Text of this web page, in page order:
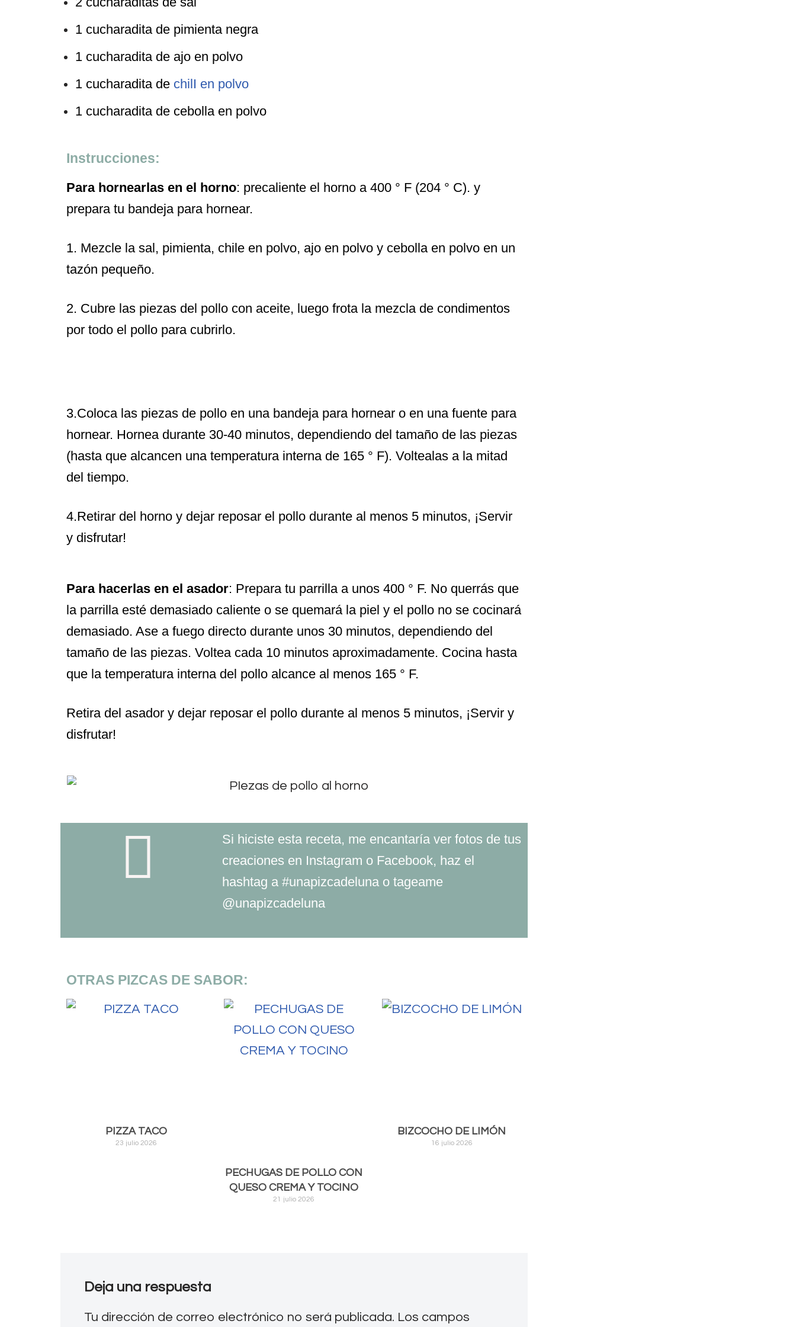
1 cucharadita de pimienta negra
1 cucharadita de ajo en polvo
1 cucharadita de chilI en polvo
1 cucharadita de cebolla en polvo
Instrucciones:
Para hornearlas en el horno: precaliente el horno a 400 ° F (204 ° C). y
prepara tu bandeja para hornear.
1. Mezcle la sal, pimienta, chile en polvo, ajo en polvo y cebolla en polvo en un
tazón pequeño.
2. Cubre las piezas del pollo con aceite, luego frota la mezcla de condimentos
por todo el pollo para cubrirlo.
3.Coloca las piezas de pollo en una bandeja para hornear o en una fuente para
hornear. Hornea durante 30-40 minutos, dependiendo del tamaño de las piezas
(hasta que alcancen una temperatura interna de 165 ° F). Voltealas a la mitad
del tiempo.
4.Retirar del horno y dejar reposar el pollo durante al menos 5 minutos, ¡Servir
y disfrutar!
Para hacerlas en el asador: Prepara tu parrilla a unos 400 ° F. No querrás que
la parrilla esté demasiado caliente o se quemará la piel y el pollo no se cocinará
demasiado. Ase a fuego directo durante unos 30 minutos, dependiendo del
tamaño de las piezas. Voltea cada 10 minutos aproximadamente. Cocina hasta
que la temperatura interna del pollo alcance al menos 165 ° F.
Retira del asador y dejar reposar el pollo durante al menos 5 minutos, ¡Servir y
disfrutar!
Si hiciste esta receta, me encantaría ver fotos de tus
creaciones en Instagram o Facebook, haz el
hashtag a #unapizcadeluna o tageame
@unapizcadeluna
OTRAS PIZCAS DE SABOR:
PIZZA TACO
23 julio 2026
PECHUGAS DE POLLO CON
QUESO CREMA Y TOCINO
21 julio 2026
BIZCOCHO DE LIMÓN
16 julio 2026
Deja una respuesta
Tu dirección de correo electrónico no será publicada. Los campos